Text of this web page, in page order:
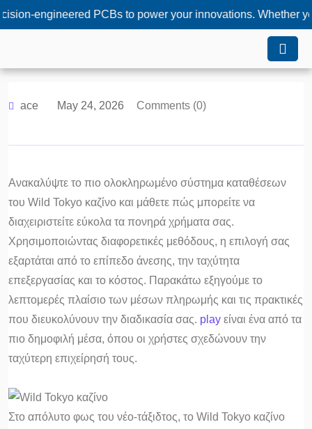
PCBs to power your innovations. Whether you need
ace May 24, 2026 Comments (0)
Ανακαλύψτε το πιο ολοκληρωμένο σύστημα καταθέσεων
του Wild Tokyo καζίνο και μάθετε πώς μπορείτε να
διαχειριστείτε εύκολα τα πονηρά χρήματα σας.
Χρησιμοποιώντας διαφορετικές μεθόδους, η επιλογή σας
εξαρτάται από το επίπεδο άνεσης, την ταχύτητα
επεξεργασίας και το κόστος. Παρακάτω εξηγούμε το
λεπτομερές πλαίσιο των μέσων πληρωμής και τις πρακτικές
που διευκολύνουν την διαδικασία σας. play είναι ένα από τα
πιο δημοφιλή μέσα, όπου οι χρήστες σχεδώνουν την
ταχύτερη επιχείρησή τους.
Στο απόλυτο φως του νέο-τάξιδτος, το Wild Tokyo καζίνο